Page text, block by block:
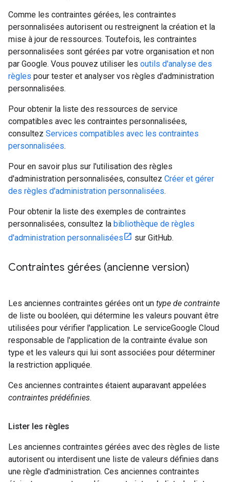
Comme les contraintes gérées, les contraintes
personnalisées autorisent ou restreignent la création et la
mise à jour de ressources. Toutefois, les contraintes
personnalisées sont gérées par votre organisation et non
par Google. Vous pouvez utiliser les outils d'analyse des
règles pour tester et analyser vos règles d'administration
personnalisées.
Pour obtenir la liste des ressources de service
compatibles avec les contraintes personnalisées,
consultez Services compatibles avec les contraintes
personnalisées.
Pour en savoir plus sur l'utilisation des règles
d'administration personnalisées, consultez Créer et gérer
des règles d'administration personnalisées.
Pour obtenir la liste des exemples de contraintes
personnalisées, consultez la bibliothèque de règles
d'administration personnalisées
sur GitHub.
Contraintes gérées (ancienne version)
Les anciennes contraintes gérées ont un type de contrainte
de liste ou booléen, qui détermine les valeurs pouvant être
utilisées pour vérifier l'application. Le serviceGoogle Cloud
responsable de l'application de la contrainte évalue son
type et les valeurs qui lui sont associées pour déterminer
la restriction appliquée.
Ces anciennes contraintes étaient auparavant appelées
contraintes prédéfinies.
Lister les règles
Les anciennes contraintes gérées avec des règles de liste
autorisent ou interdisent une liste de valeurs définies dans
une règle d'administration. Ces anciennes contraintes